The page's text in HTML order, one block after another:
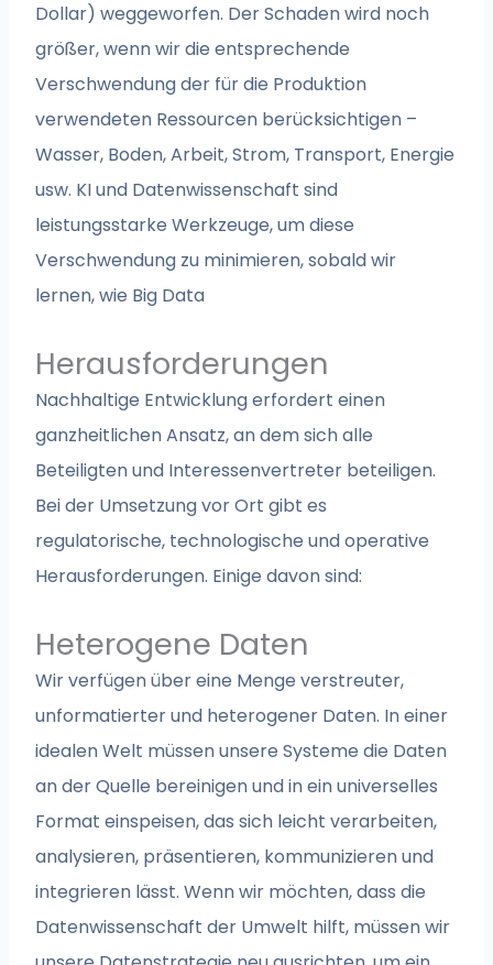
Dollar) weggeworfen. Der Schaden wird noch
größer, wenn wir die entsprechende
Verschwendung der für die Produktion
verwendeten Ressourcen berücksichtigen –
Wasser, Boden, Arbeit, Strom, Transport, Energie
usw. KI und Datenwissenschaft sind
leistungsstarke Werkzeuge, um diese
Verschwendung zu minimieren, sobald wir
lernen, wie Big Data
Herausforderungen
Nachhaltige Entwicklung erfordert einen
ganzheitlichen Ansatz, an dem sich alle
Beteiligten und Interessenvertreter beteiligen.
Bei der Umsetzung vor Ort gibt es
regulatorische, technologische und operative
Herausforderungen. Einige davon sind:
Heterogene Daten
Wir verfügen über eine Menge verstreuter,
unformatierter und heterogener Daten. In einer
idealen Welt müssen unsere Systeme die Daten
an der Quelle bereinigen und in ein universelles
Format einspeisen, das sich leicht verarbeiten,
analysieren, präsentieren, kommunizieren und
integrieren lässt. Wenn wir möchten, dass die
Datenwissenschaft der Umwelt hilft, müssen wir